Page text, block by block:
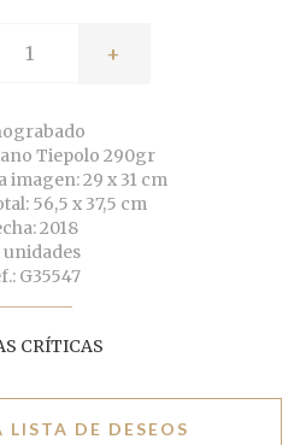
+
Tiepolo 290gr
imagen: 29 x 31 cm
56,5 x 37,5 cm
2018
unidades
G35547
CRÍTICAS
DE DESEOS